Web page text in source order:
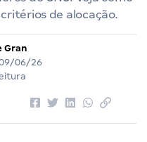
de alocação.
Gran
06/26